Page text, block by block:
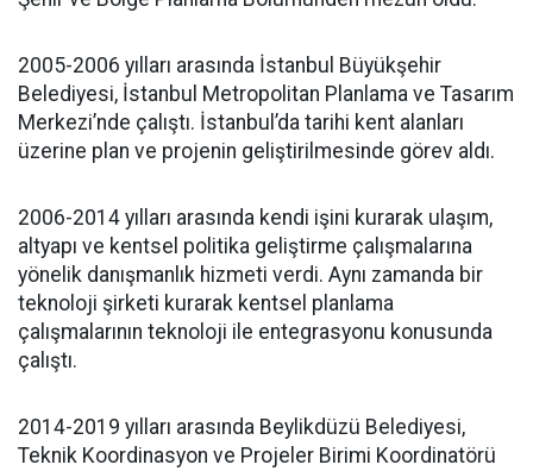
2005-2006 yılları arasında İstanbul Büyükşehir
Belediyesi, İstanbul Metropolitan Planlama ve Tasarım
Merkezi’nde çalıştı. İstanbul’da tarihi kent alanları
üzerine plan ve projenin geliştirilmesinde görev aldı.
2006-2014 yılları arasında kendi işini kurarak ulaşım,
altyapı ve kentsel politika geliştirme çalışmalarına
yönelik danışmanlık hizmeti verdi. Aynı zamanda bir
teknoloji şirketi kurarak kentsel planlama
çalışmalarının teknoloji ile entegrasyonu konusunda
çalıştı.
2014-2019 yılları arasında Beylikdüzü Belediyesi,
Teknik Koordinasyon ve Projeler Birimi Koordinatörü